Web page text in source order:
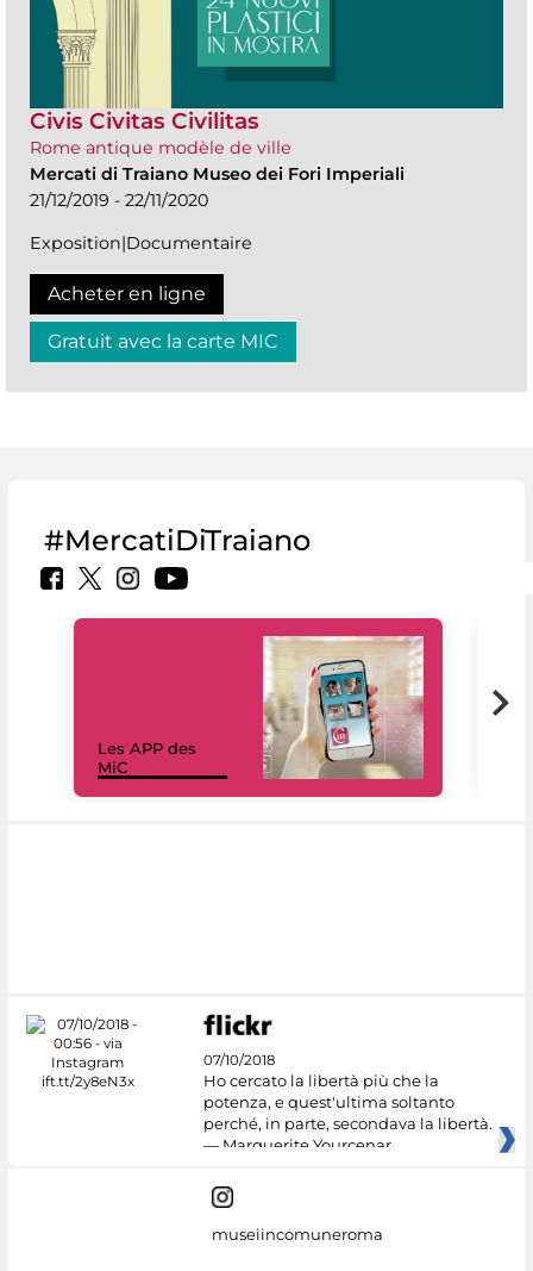
Civis Civitas Civilitas
Rome antique modèle de ville
Mercati di Traiano Museo dei Fori Imperiali
21/12/2019 - 22/11/2020
Exposition|Documentaire
Acheter en ligne
Gratuit avec la carte MIC
#MercatiDiTraiano
Les APP des
MiC
07/10/2018
Ho cercato la libertà più che la
potenza, e quest'ultima soltanto
perché, in parte, secondava la libertà.
— Marguerite Yourcenar
museiincomuneroma